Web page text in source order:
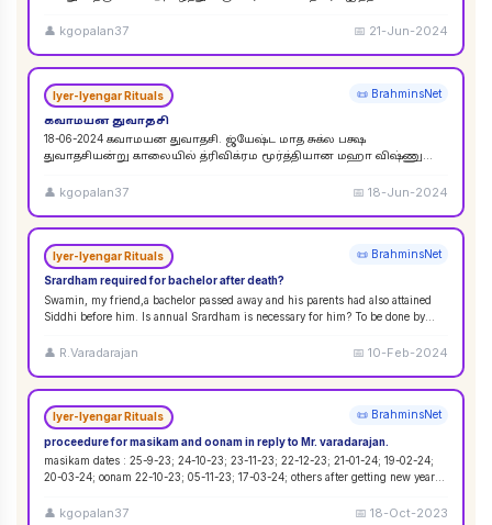
👤 kgopalan37 📅 21-Jun-2024
Iyer-Iyengar Rituals 📜 BrahminsNet
கவாமயன துவாதசி
18-06-2024 கவாமயன துவாதசி. ஜ்யேஷ்ட மாத சுக்ல பக்ஷ
துவாதசியன்று காலையில் த்ரிவிக்ரம மூர்த்தியான மஹா விஷ்ணு
👤 kgopalan37 📅18-Jun-2024
Iyer-Iyengar Rituals 📜 BrahminsNet
Srardham required for bachelor after death?
Swamin, my friend,a bachelor passed away and his parents had also attained
Siddhi before him. Is annual Srardham is necessary for him? To be done by
👤 R.Varadarajan 📅10-Feb-2024
Iyer-Iyengar Rituals 📜 BrahminsNet
proceedure for masikam and oonam in reply to Mr. varadarajan.
masikam dates : 25-9-23; 24-10-23; 23-11-23; 22-12-23; 21-01-24; 19-02-24;
20-03-24; oonam 22-10-23; 05-11-23; 17-03-24; others after getting new year...
👤 kgopalan37 📅18-Oct-2023